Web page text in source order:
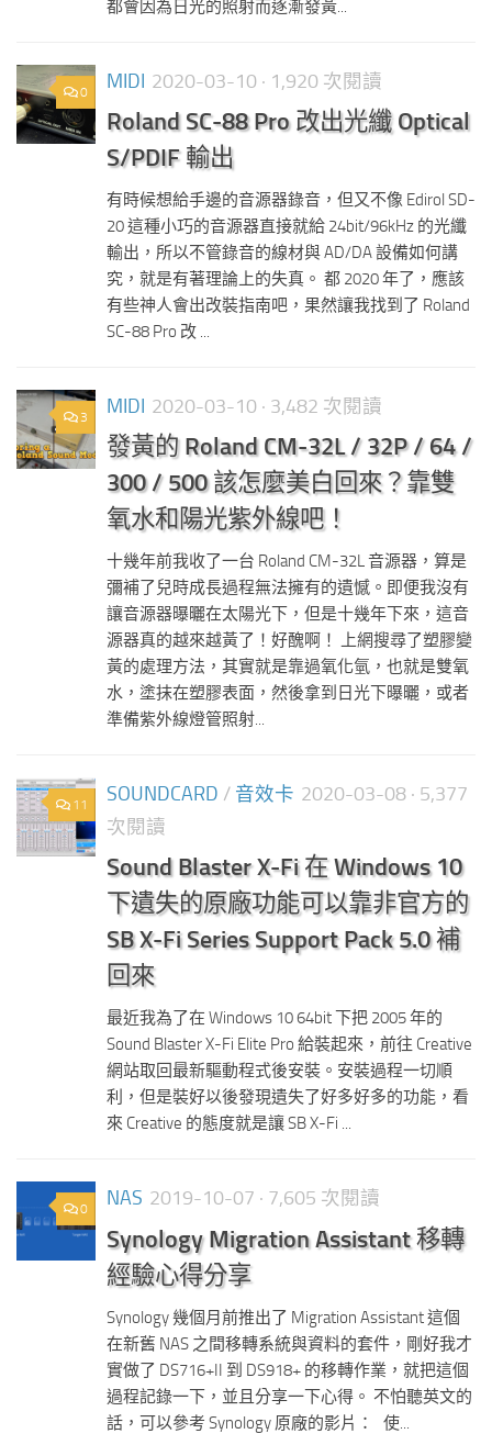
都會因為日光的照射而逐漸發黃...
0 MIDI 2020-03-10 · 1,920 次閱讀
Roland SC-88 Pro 改出光纖 Optical
S/PDIF 輸出
有時候想給手邊的音源器錄音，但又不像 Edirol SD-
20 這種小巧的音源器直接就給 24bit/96kHz 的光纖
輸出，所以不管錄音的線材與 AD/DA 設備如何講
究，就是有著理論上的失真。 都 2020 年了，應該
有些神人會出改裝指南吧，果然讓我找到了 Roland
SC-88 Pro 改 ...
3 MIDI 2020-03-10 · 3,482 次閱讀
發黃的 Roland CM-32L / 32P / 64 /
300 / 500 該怎麼美白回來？靠雙
氧水和陽光紫外線吧！
十幾年前我收了一台 Roland CM-32L 音源器，算是
彌補了兒時成長過程無法擁有的遺憾。即便我沒有
讓音源器曝曬在太陽光下，但是十幾年下來，這音
源器真的越來越黃了！好醜啊！ 上網搜尋了塑膠變
黃的處理方法，其實就是靠過氧化氫，也就是雙氧
水，塗抹在塑膠表面，然後拿到日光下曝曬，或者
準備紫外線燈管照射...
11 SOUNDCARD / 音效卡 2020-03-08 · 5,377
次閱讀
Sound Blaster X-Fi 在 Windows 10
下遺失的原廠功能可以靠非官方的
SB X-Fi Series Support Pack 5.0 補
回來
最近我為了在 Windows 10 64bit 下把 2005 年的
Sound Blaster X-Fi Elite Pro 給裝起來，前往 Creative
網站取回最新驅動程式後安裝。安裝過程一切順
利，但是裝好以後發現遺失了好多好多的功能，看
來 Creative 的態度就是讓 SB X-Fi ...
0 NAS 2019-10-07 · 7,605 次閱讀
Synology Migration Assistant 移轉
經驗心得分享
Synology 幾個月前推出了 Migration Assistant 這個
在新舊 NAS 之間移轉系統與資料的套件，剛好我才
實做了 DS716+II 到 DS918+ 的移轉作業，就把這個
過程記錄一下，並且分享一下心得。 不怕聽英文的
話，可以參考 Synology 原廠的影片： 使...